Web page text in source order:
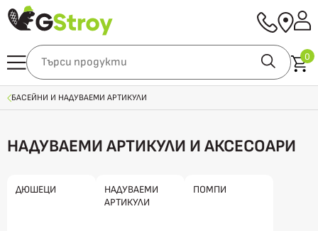
0
БАСЕЙНИ И НАДУВАЕМИ АРТИКУЛИ
НАДУВАЕМИ АРТИКУЛИ И АКСЕСОАРИ
ДЮШЕЦИ
НАДУВАЕМИ
АРТИКУЛИ
ПОМПИ